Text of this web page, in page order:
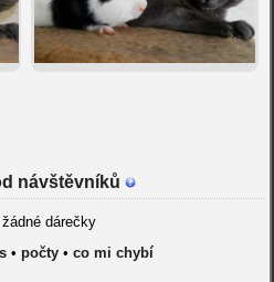
návštěvníků
žádné dárečky
• počty• co mi chybí